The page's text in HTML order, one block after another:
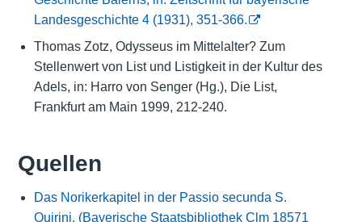
Landesgeschichte 4 (1931), 351-366.
Thomas Zotz, Odysseus im Mittelalter? Zum
Stellenwert von List und Listigkeit in der Kultur des
Adels, in: Harro von Senger (Hg.), Die List,
Frankfurt am Main 1999, 212-240.
Quellen
Das Norikerkapitel in der Passio secunda S.
Quirini. (Bayerische Staatsbibliothek Clm 18571